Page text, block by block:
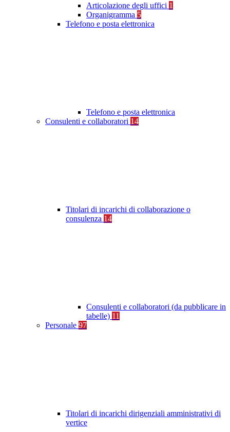
Articolazione degli uffici 1
Organigramma 5
Telefono e posta elettronica
Telefono e posta elettronica
Consulenti e collaboratori 14
Titolari di incarichi di collaborazione o
consulenza 14
Consulenti e collaboratori (da pubblicare in
tabelle) 11
Personale 97
Titolari di incarichi dirigenziali amministrativi di
vertice